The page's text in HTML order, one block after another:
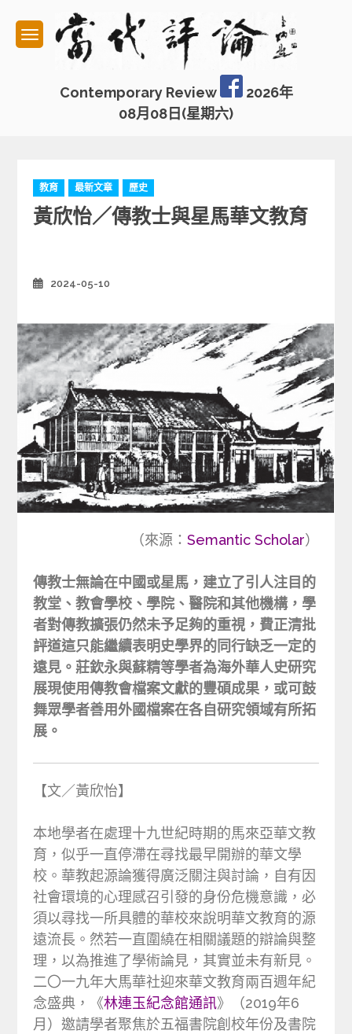
content
Contemporary Review
2026年
08月08日(星期六)
C
a
t
r
s
教育 最新文章 歷史
黃欣怡／傳教士與星馬華文教育
2024-05-10
（來源： Semantic Scholar）
傳教士無論在中國或星馬，建立了引人注目的
教堂、教會學校、學院、醫院和其他機構，學
者對傳教擴張仍然未予足夠的重視，費正清批
評道這只能繼續表明史學界的同行缺乏一定的
遠見。莊欽永與蘇精等學者為海外華人史研究
展現使用傳教會檔案文獻的豐碩成果，或可鼓
舞眾學者善用外國檔案在各自研究領域有所拓
展。
【文／黃欣怡】
本地學者在處理十九世紀時期的馬來亞華文教
育，似乎一直停滯在尋找最早開辦的華文學
校。華教起源論獲得廣泛關注與討論，自有因
社會環境的心理感召引發的身份危機意識，必
須以尋找一所具體的華校來說明華文教育的源
遠流長。然若一直圍繞在相關議題的辯論與整
理，以為推進了學術論見，其實並未有新見。
二〇一九年大馬華社迎來華文教育兩百週年紀
念盛典，《林連玉紀念館通訊》（2019年6
月）邀請學者聚焦於五福書院創校年份及書院